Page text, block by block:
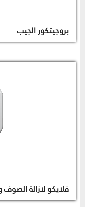
بروجيتكور الجيب
فلايكو لازالة الصوف